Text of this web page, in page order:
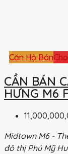
Căn Hộ Bán
CẦN BÁN
HƯNG M6
Midtown M6 -
đô thị Phú Mỹ